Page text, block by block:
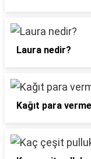
Laura nedir?
Kağıt para